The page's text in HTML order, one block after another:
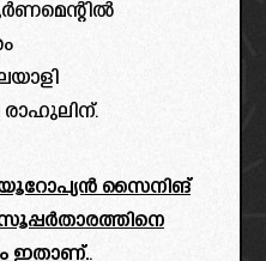
രാഹുലിന്.
യൂറോപ്യൻ സൈനിങ്
ഇതാണ്..